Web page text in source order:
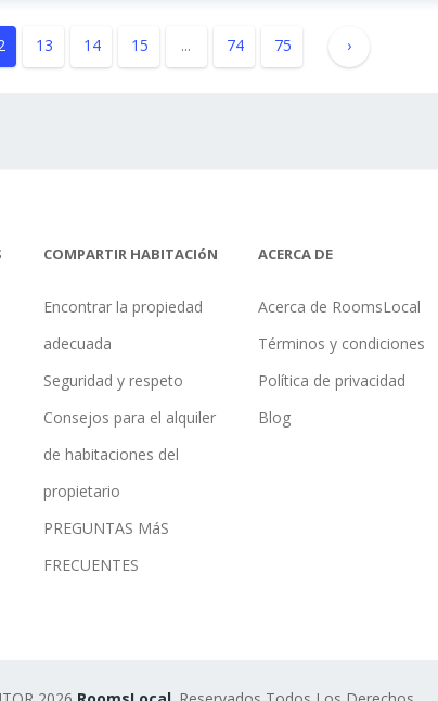
13 14 15 ... 74 75 ›
COMPARTIR HABITACIóN
Encontrar la propiedad
adecuada
Seguridad y respeto
Consejos para el alquiler
de habitaciones del
propietario
PREGUNTAS MáS
FRECUENTES
ACERCA DE
Acerca de RoomsLocal
Términos y condiciones
Política de privacidad
Blog